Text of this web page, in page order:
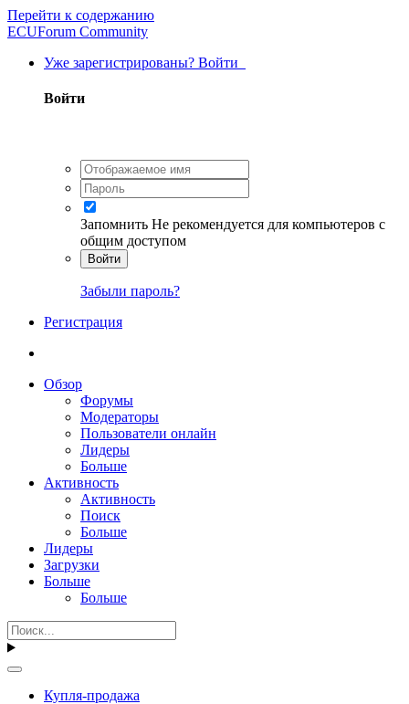
Перейти к содержанию
ECUForum Community
Уже зарегистрированы? Войти
Войти
Запомнить Не рекомендуется для компьютеров с
общим доступом
Войти
Забыли пароль?
Регистрация
Обзор
Форумы
Модераторы
Пользователи онлайн
Лидеры
Больше
Активность
Активность
Поиск
Больше
Лидеры
Загрузки
Больше
Больше
Купля-продажа